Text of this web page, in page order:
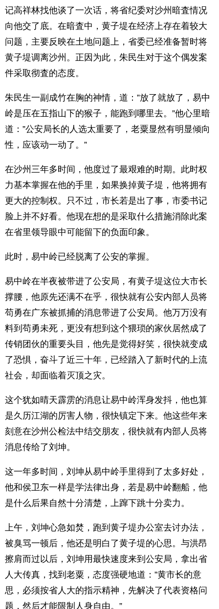
记高祥林找他谈了一次话，将省纪委对沙州暗査情况
向他交了底。在暗査中，黄子堤在经济上存在着较大
问题，主要反映在土地问题上，省委已经准备暂时将
黄子堤调离沙州。正因为此，朱民生对于这个偶发案
件采取彻査的态度。
朱民生一副成竹在胸的神情，道：”放了就放了，易中
岭是压在五指山下的猴子，能跑到哪里去。”他心里暗
道：”公安局长的人选太重要了，老粟显然有明显倾向
性，应该动一动了。”
在沙州三年多时间，他度过了最艰难的时期。此时权
力基本掌握在他的手里，如果换掉黄子堤，他将拥有
更大的控制权。只不过，市长若是出了事，市委书记
脸上并不好看。他现在想的是采取什么措施消除此案
在省里领导眼中可能留下的负面印象。
此时，易中岭已经脱离了公安的掌握。
易中岭在半夜被带进了公安局，有黄子堤这位大市长
撑腰，他原先还满不在乎，很快就有公安内部人员将
苟勇在广东被抓捕的消息带进了公安局。他万万没有
料到苟勇未死，更没有想到这个猥琐的家伙居然成了
传销团伙的重要头目，他先是觉得好笑，很快就变成
了恐惧，奋斗了近三十年，已经踏入了新时代的上流
社会，却面临着灭顶之灾。
这个犹如晴天霹雳的消息让易中岭浑身发抖，他也算
是久历江湖的厉害人物，很快镇定下来。他这些年来
刻意在沙州公检法中结交朋友，很快就有内部人员将
消息传给了刘坤。
这一年多时间，刘坤从易中岭手里得到了太多好处，
他和侯卫东一样是学法律出身，若是易中岭翻船，他
是什么后果自然十分清楚，上蹿下跳十分卖力。
上午，刘坤心急如焚，跑到黄子堤办公室去讨办法，
被臭骂一顿后，他还是明白了黄子堤的心思。与洪昂
擦肩而过以后，刘坤用最快速度来到公安局，拿出省
人大传真，找到老粟，态度强硬地道：”黄市长的意
思，必须按省人大的指示精神，先解决了代表资格问
题，然后才能限制人身自由。”